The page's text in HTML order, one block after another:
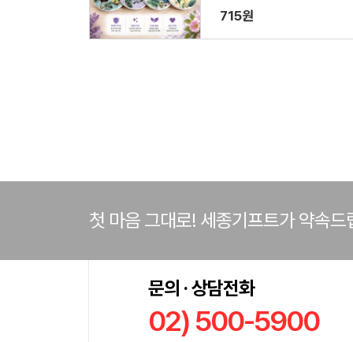
715원
첫 마음 그대로! 세종기프트가 약속드
문의 · 상담전화
02) 500-5900